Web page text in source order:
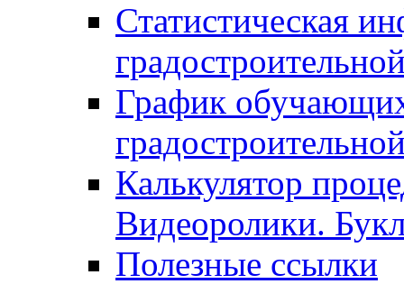
Статистическая
График
Калькулятор
Видеоролики.
Полезные ссылки